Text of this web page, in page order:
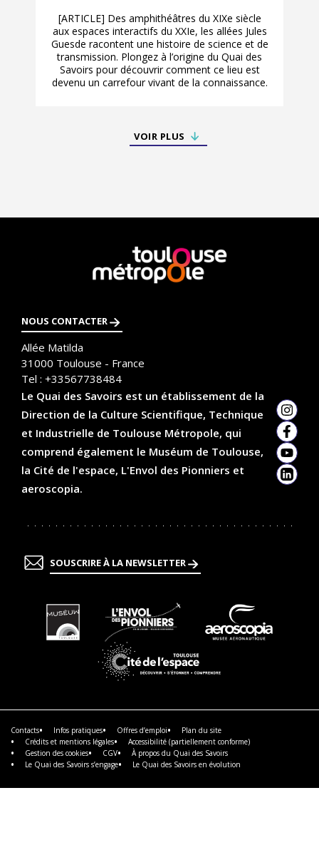
[ARTICLE] Des amphithéâtres du XIXe siècle
aux espaces interactifs du XXIe, les allées Jules
Guesde racontent une histoire de science et de
transmission. Plongez à l’origine du Quai des
Savoirs pour découvrir comment ce lieu est
devenu un carrefour vivant de la connaissance.
VOIR PLUS
En
savoir
plus
NOUS CONTACTER
Allée Matilda
31000 Toulouse - France
Tel : +33567738484
Le Quai des Savoirs est un établissement de la
Direction de la Culture Scientifique, Technique
et Industrielle de Toulouse Métropole, qui
comprend également le Muséum de Toulouse,
la Cité de l'espace, L'Envol des Pionniers et
aeroscopia.
SOUSCRIRE À LA NEWSLETTER
En
savoir
plus
Contacts Infos pratiques Offres d’emploi
Plan du site
Crédits et mentions légales
Accessibilité (partiellement conforme)
Gestion des cookies
CGV
À propos du Quai des Savoirs
Le Quai des Savoirs s’engage
Le Quai des Savoirs en évolution